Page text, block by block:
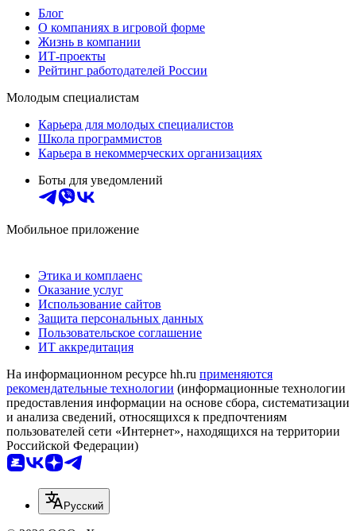
Блог
О компаниях в игровой форме
Жизнь в компании
ИТ-проекты
Рейтинг работодателей России
Молодым специалистам
Карьера для молодых специалистов
Школа программистов
Карьера в некоммерческих организациях
Боты для уведомлений
Мобильное приложение
Этика и комплаенс
Оказание услуг
Использование сайтов
Защита персональных данных
Пользовательское соглашение
ИТ аккредитация
На информационном ресурсе hh.ru применяются
рекомендательные технологии (информационные технологии
предоставления информации на основе сбора, систематизации
и анализа сведений, относящихся к предпочтениям
пользователей сети «Интернет», находящихся на территории
Российской Федерации)
Русский